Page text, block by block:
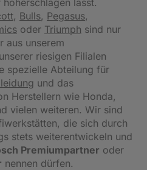
, Bulls, Pegasus,
oder Triumph sind nur
aus unserem
riesigen Filialen
spezielle Abteilung für
und das
Herstellern wie Honda,
vielen weiteren. Wir sind
die sich durch
stets weiterentwickeln und
Premiumpartner oder
nennen dürfen.